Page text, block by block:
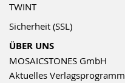
TWINT
Sicherheit (SSL)
ÜBER UNS
MOSAICSTONES GmbH
Aktuelles Verlagsprogramm